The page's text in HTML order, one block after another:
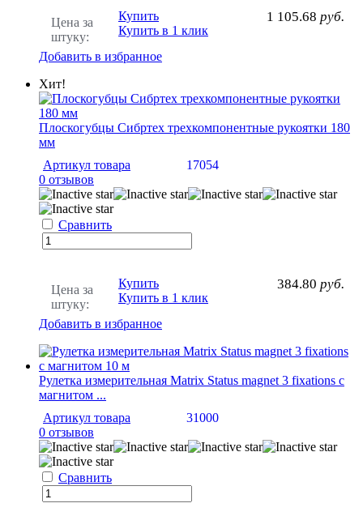
Цена за
штуку:
1 105.68 руб.
Купить
Купить в 1 клик
Добавить в избранное
Хит!
Плоскогубцы Сибртех трехкомпонентные рукоятки 180
мм
Артикул товара
17054
0 отзывов
Сравнить
Цена за
штуку:
384.80 руб.
Купить
Купить в 1 клик
Добавить в избранное
Рулетка измерительная Matrix Status magnet 3 fixations с
магнитом ...
Артикул товара
31000
0 отзывов
Сравнить